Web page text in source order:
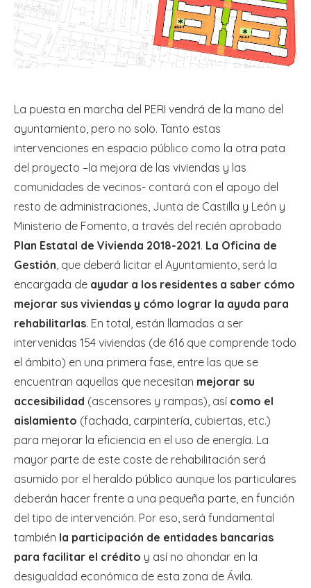
La puesta en marcha del PERI vendrá de la mano del
ayuntamiento, pero no solo. Tanto estas
intervenciones en espacio público como la otra pata
del proyecto –la mejora de las viviendas y las
comunidades de vecinos- contará con el apoyo del
resto de administraciones, Junta de Castilla y León y
Ministerio de Fomento, a través del recién aprobado
Plan Estatal de Vivienda 2018-2021. La Oficina de
Gestión , que deberá licitar el Ayuntamiento, será la
encargada de ayudar a los residentes a saber cómo
mejorar sus viviendas y cómo lograr la ayuda para
rehabilitarlas. En total, están llamadas a ser
intervenidas 154 viviendas (de 616 que comprende todo
el ámbito) en una primera fase, entre las que se
encuentran aquellas que necesitan mejorar su
accesibilidad (ascensores y rampas), así como el
aislamiento (fachada, carpintería, cubiertas, etc.)
para mejorar la eficiencia en el uso de energía. La
mayor parte de este coste de rehabilitación será
asumido por el heraldo público aunque los particulares
deberán hacer frente a una pequeña parte, en función
del tipo de intervención. Por eso, será fundamental
también la participación de entidades bancarias
para facilitar el crédito y así no ahondar en la
desigualdad económica de esta zona de Ávila.